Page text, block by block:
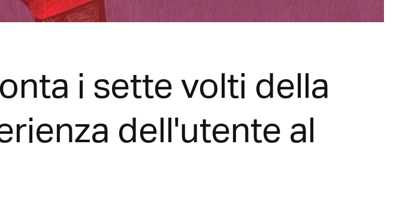
i sette volti della
dell'utente al